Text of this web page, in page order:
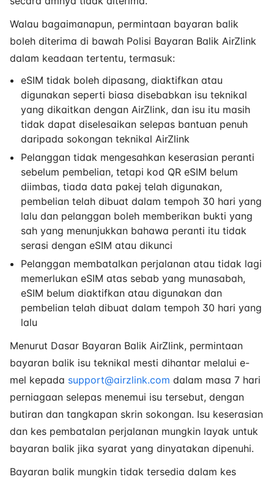
Walau bagaimanapun, permintaan bayaran balik
boleh diterima di bawah Polisi Bayaran Balik AirZlink
dalam keadaan tertentu, termasuk:
eSIM tidak boleh dipasang, diaktifkan atau
digunakan seperti biasa disebabkan isu teknikal
yang dikaitkan dengan AirZlink, dan isu itu masih
tidak dapat diselesaikan selepas bantuan penuh
daripada sokongan teknikal AirZlink
Pelanggan tidak mengesahkan keserasian peranti
sebelum pembelian, tetapi kod QR eSIM belum
diimbas, tiada data pakej telah digunakan,
pembelian telah dibuat dalam tempoh 30 hari yang
lalu dan pelanggan boleh memberikan bukti yang
sah yang menunjukkan bahawa peranti itu tidak
serasi dengan eSIM atau dikunci
Pelanggan membatalkan perjalanan atau tidak lagi
memerlukan eSIM atas sebab yang munasabah,
eSIM belum diaktifkan atau digunakan dan
pembelian telah dibuat dalam tempoh 30 hari yang
lalu
Menurut Dasar Bayaran Balik AirZlink, permintaan
bayaran balik isu teknikal mesti dihantar melalui e-
mel kepada support@airzlink.com dalam masa 7 hari
perniagaan selepas menemui isu tersebut, dengan
butiran dan tangkapan skrin sokongan. Isu keserasian
dan kes pembatalan perjalanan mungkin layak untuk
bayaran balik jika syarat yang dinyatakan dipenuhi.
Bayaran balik mungkin tidak tersedia dalam kes